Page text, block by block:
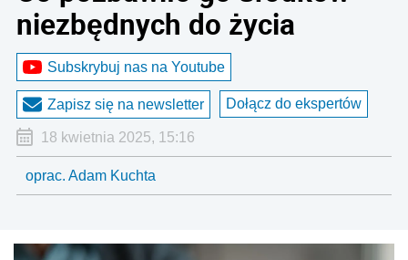
niezbędnych do życia
Subskrybuj nas na Youtube
Zapisz się na newsletter Dołącz do ekspertów
18 kwietnia 2025, 15:16
oprac. Adam Kuchta